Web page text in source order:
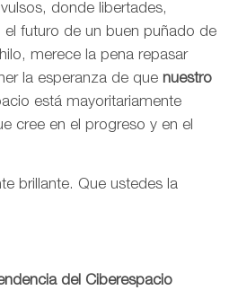
donde libertades,
futuro de un buen puñado de
merece la pena repasar
la esperanza de que nuestro
está mayoritariamente
cree en el progreso y en el
brillante. Que ustedes la
del Ciberespacio